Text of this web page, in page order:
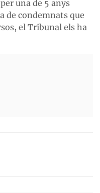
una de 5 anys
de condemnats que
el Tribunal els ha